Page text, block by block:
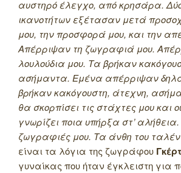
αυστηρό έλεγχο, από κρησάρα.
ικανοτήτων εξέτασαν μετά
μου, την προσφορά μου, και την
Απέρριψαν τη ζωγραφιά μου.
λουλούδια μου. Τα βρήκαν
ασήμαντα. Εμένα απέρριψαν
βρήκαν κακόγουστη, άτεχνη,
θα σκορπίσει τις στάχτες μου και
γνωρίζει ποια υπήρξα στ’ αλήθεια.
ζωγραφιές μου. Τα άνθη του
είναι τα λόγια της ζωγράφου
γυναίκας που ήταν έγκλειστη για